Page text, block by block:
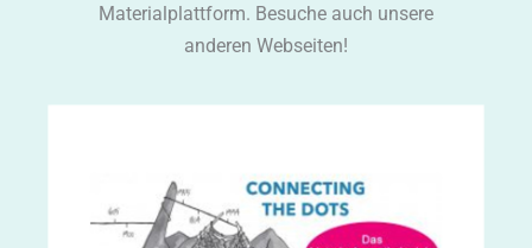
Materialplattform. Besuche auch unsere
anderen Webseiten!